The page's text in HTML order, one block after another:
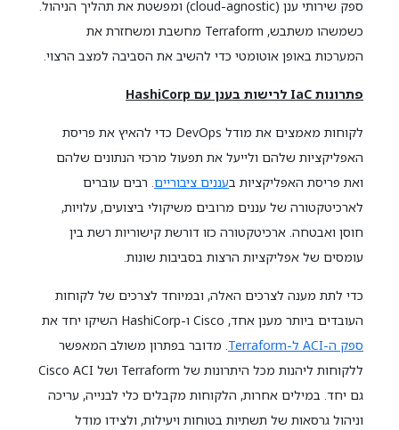
ספק שירותי ענן (cloud-agnostic) ומפשטת את תהליך הניהול.
כשמשהו משתבש, Terraform מחשבת ומשחזרת את
המערכות באופן אוטומטי כדי להשיב את הסביבה למצב הרצוי.
פתרונות IaC לרישות בענן עם HashiCorp
לקוחות מאמצים את מודל DevOps כדי להאיץ את פריסת
האפליקציות שלהם ולייעל את תפעול מרכזי הנתונים שלהם
ואת פריסת האפליקציות בעננים ציבוריים. רבים עוברים
לארכיטקטורה של עננים מרובים משיקולי ביצועים, עלויות,
חוסן ואבטחה. ארכיטקטורה כזו דורשת קישוריות רשת בין
עומסים של אפליקציות הרצות בסביבות שונות.
כדי לתת מענה לצרכים האלה, ובמיוחד לצרכים של לקוחות
העובדים ביותר מענן אחד, Cisco ו-HashiCorp השיקו יחד את
ספק ה-ACI ל-Terraform
. מדובר בפתרון משולב המאפשר
ללקוחות ליהנות מכל היתרונות של Terraform ושל Cisco ACI
גם יחד. במילים אחרות, הלקוחות מקבלים כלי לבנייה, עריכה
וניהול גרסאות של תשתיות בטוחות ויעילות, ולצידו מודל